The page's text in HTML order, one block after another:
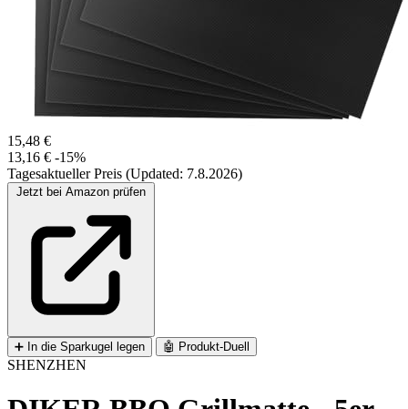
15,48 €
13,16 € -15%
Tagesaktueller Preis (Updated: 7.8.2026)
➕ In die Sparkugel legen 🤖 Produkt-Duell
SHENZHEN